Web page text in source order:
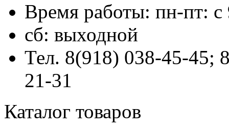
Время работы: пн-пт:
сб: выходной
Тел. 8(918) 038-45-45;
21-31
Каталог товаров